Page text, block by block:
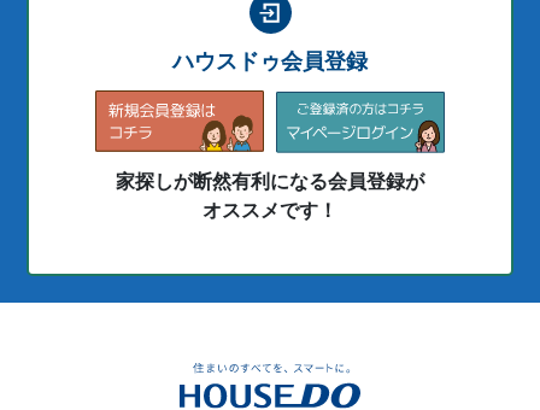
ハウスドゥ会員登録
家探しが断然有利になる会員登録が
オススメです！